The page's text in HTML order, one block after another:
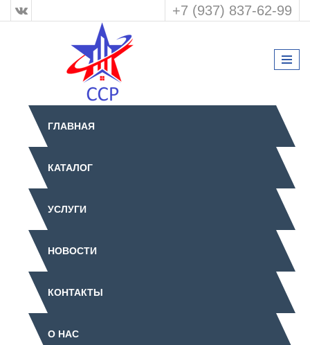
+7 (937) 837-62-99
ГЛАВНАЯ
КАТАЛОГ
УСЛУГИ
НОВОСТИ
КОНТАКТЫ
О НАС